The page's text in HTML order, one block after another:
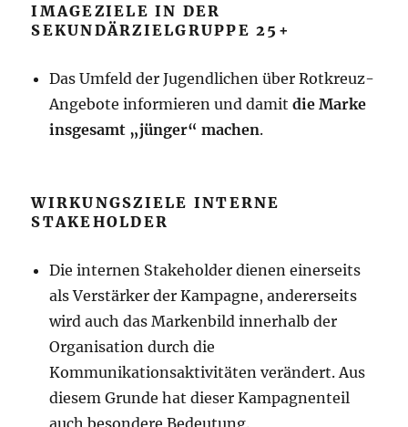
IMAGEZIELE IN DER
SEKUNDÄRZIELGRUPPE 25+
Das Umfeld der Jugendlichen über Rotkreuz-
Angebote informieren und damitdie Marke
insgesamt „jünger“ machen.
WIRKUNGSZIELE INTERNE
STAKEHOLDER
Die internen Stakeholder dienen einerseits
als Verstärker der Kampagne, andererseits
wird auch das Markenbild innerhalb der
Organisation durch die
Kommunikationsaktivitäten verändert. Aus
diesem Grunde hat dieser Kampagnenteil
auch besondere Bedeutung.